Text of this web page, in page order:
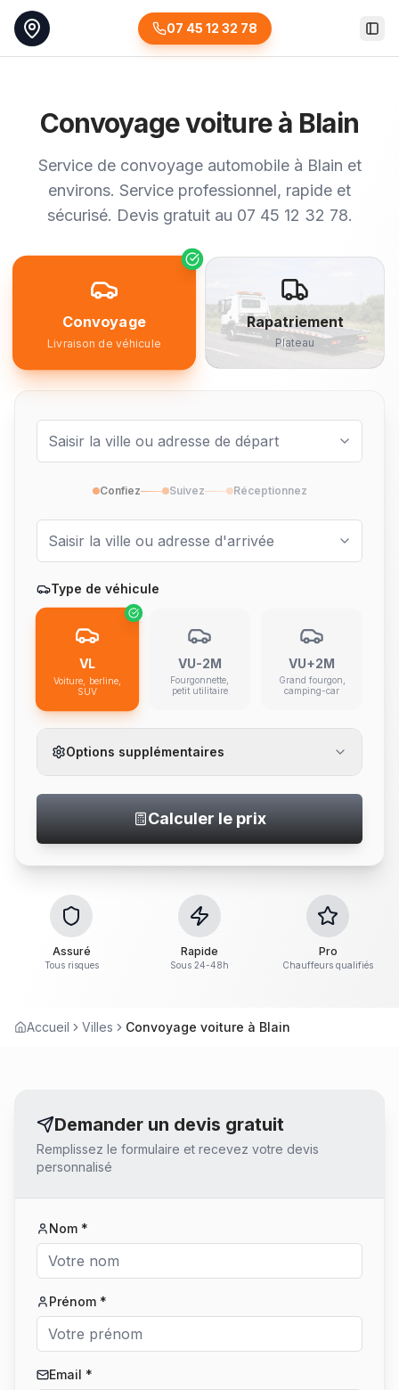
07 45 12 32 78
Convoyage voiture à Blain
Service de convoyage automobile à Blain et
environs. Service professionnel, rapide et
sécurisé. Devis gratuit au 07 45 12 32 78.
Convoyage
Livraison de véhicule
Rapatriement
Plateau
Confiez Suivez Réceptionnez
Type de véhicule
VL
Voiture, berline,
SUV
VU-2M
Fourgonnette,
petit utilitaire
VU+2M
Grand fourgon,
camping-car
Options supplémentaires
Calculer le prix
Assuré
Tous risques
Rapide
Sous 24-48h
Pro
Chauffeurs qualifiés
Accueil Villes Convoyage voiture à Blain
Demander un devis gratuit
Remplissez le formulaire et recevez votre devis
personnalisé
Nom *
Prénom *
Email *